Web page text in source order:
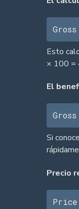
Esto
× 100 =
El
Si
Precio